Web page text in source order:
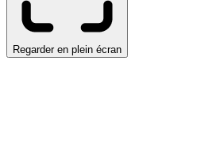
Regarder en plein écran